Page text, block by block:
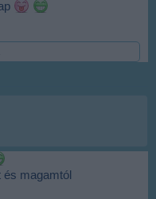
magamtól